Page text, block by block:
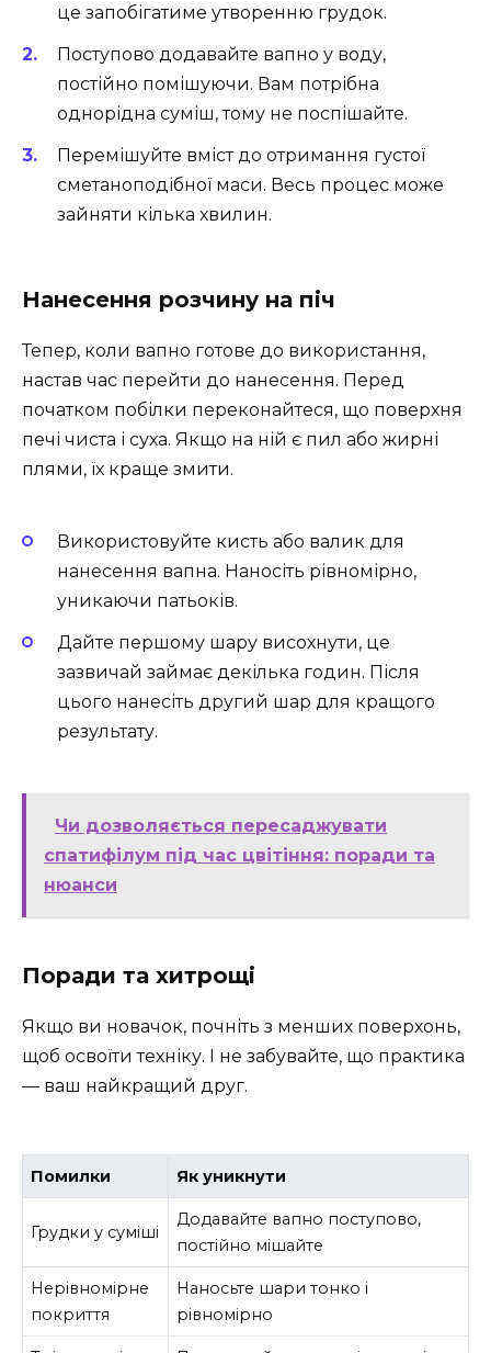
це запобігатиме утворенню грудок.
Поступово додавайте вапно у воду,
постійно помішуючи. Вам потрібна
однорідна суміш, тому не поспішайте.
Перемішуйте вміст до отримання густої
сметаноподібної маси. Весь процес може
зайняти кілька хвилин.
Нанесення розчину на піч
Тепер, коли вапно готове до використання,
настав час перейти до нанесення. Перед
початком побілки переконайтеся, що поверхня
печі чиста і суха. Якщо на ній є пил або жирні
плями, їх краще змити.
Використовуйте кисть або валик для
нанесення вапна. Наносіть рівномірно,
уникаючи патьоків.
Дайте першому шару висохнути, це
зазвичай займає декілька годин. Після
цього нанесіть другий шар для кращого
результату.
Чи дозволяється пересаджувати
спатифілум під час цвітіння: поради та
нюанси
Поради та хитрощі
Якщо ви новачок, почніть з менших поверхонь,
щоб освоїти техніку. І не забувайте, що практика
— ваш найкращий друг.
Помилки Як уникнути
Грудки у суміші
Додавайте вапно поступово,
постійно мішайте
Нерівномірне
покриття
Наносьте шари тонко і
рівномірно